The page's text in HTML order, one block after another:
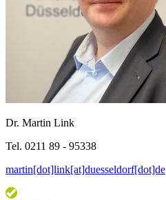
Dr. Martin Link
Tel. 0211 89 - 95338
martin[dot]link[at]duesseldorf[dot]de